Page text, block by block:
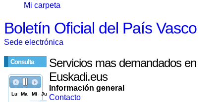
Mi carpeta
Boletín Oficial del País Vasco
Sede electrónica
Consulta
Servicios mas demandados en
Euskadi.eus
Información general
Contacto